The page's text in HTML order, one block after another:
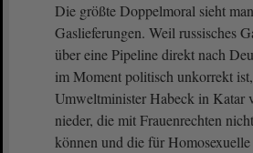
Die größte Doppelmoral sieht
Gaslieferungen. Weil russisches
über eine Pipeline direkt nach
im Moment politisch unkorrekt
Umweltminister Habeck in Katar
nieder, die mit Frauenrechten
können und die für Homosexuelle